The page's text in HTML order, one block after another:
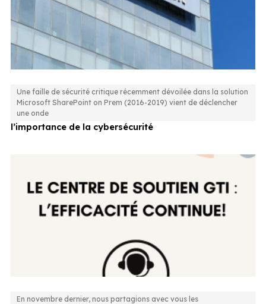
Faille critique SharePoint On Prem : un rappel brutal de
l’importance de la cybersécurité
Une faille de sécurité critique récemment dévoilée dans la solution
Microsoft SharePoint on Prem (2016-2019) vient de déclencher
une onde
En novembre dernier, nous partagions avec vous les